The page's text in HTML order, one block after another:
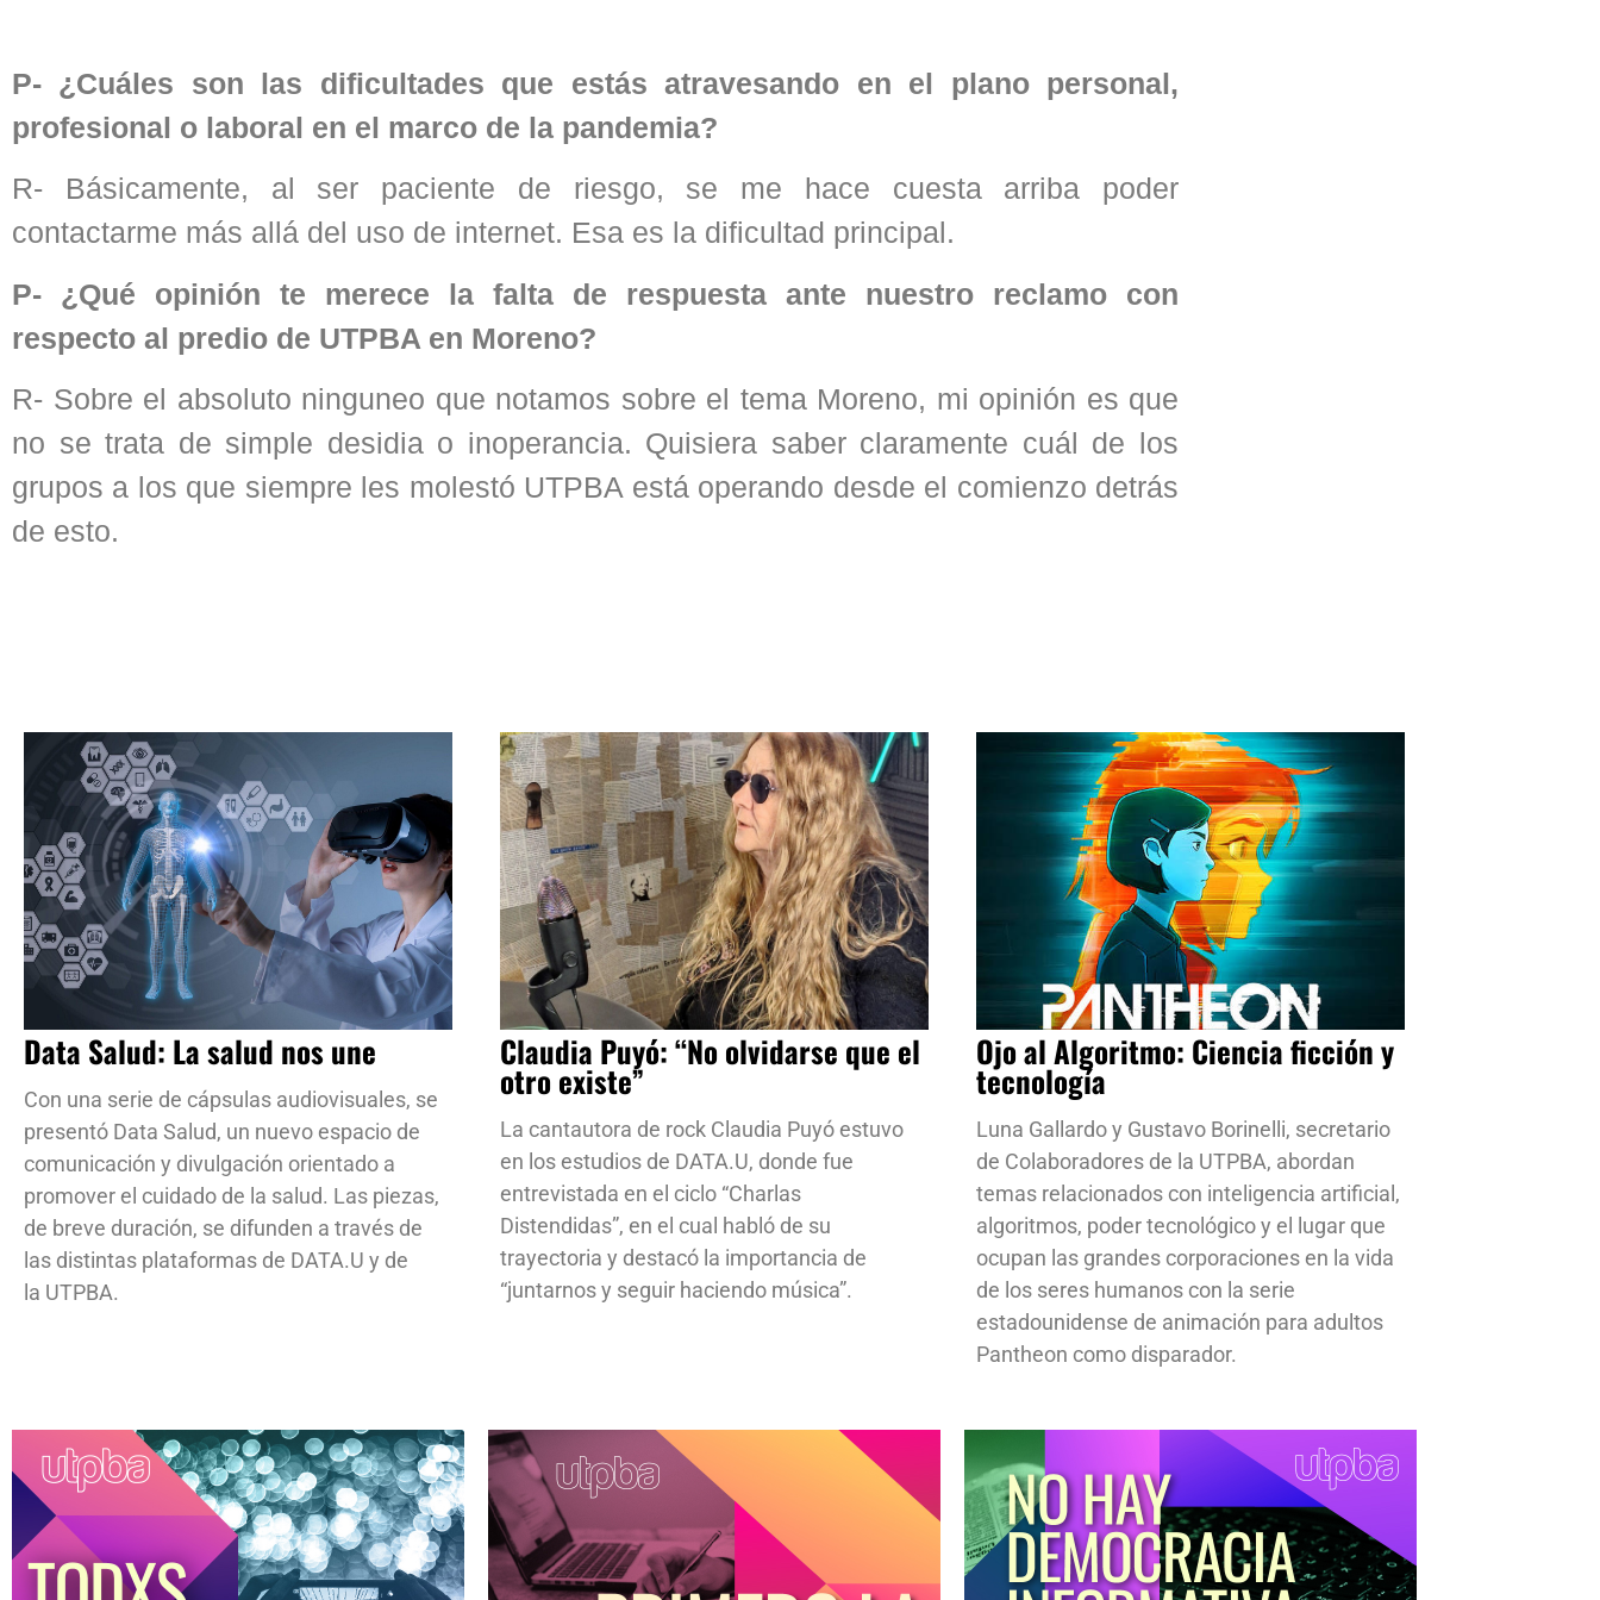
P- ¿Cuáles son las dificultades que estás atravesando en el plano personal,
profesional o laboral en el marco de la pandemia?
R- Básicamente, al ser paciente de riesgo, se me hace cuesta arriba poder
contactarme más allá del uso de internet. Esa es la dificultad principal.
P- ¿Qué opinión te merece la falta de respuesta ante nuestro reclamo con
respecto al predio de UTPBA en Moreno?
R- Sobre el absoluto ninguneo que notamos sobre el tema Moreno, mi opinión es que
no se trata de simple desidia o inoperancia. Quisiera saber claramente cuál de los
grupos a los que siempre les molestó UTPBA está operando desde el comienzo detrás
de esto.
Data Salud: La salud nos une
Con una serie de cápsulas audiovisuales, se
presentó Data Salud, un nuevo espacio de
comunicación y divulgación orientado a
promover el cuidado de la salud. Las piezas,
de breve duración, se difunden a través de
las distintas plataformas de DATA.U y de
la UTPBA.
Claudia Puyó: “No olvidarse que el
otro existe”
La cantautora de rock Claudia Puyó estuvo
en los estudios de DATA.U, donde fue
entrevistada en el ciclo “Charlas
Distendidas”, en el cual habló de su
trayectoria y destacó la importancia de
“juntarnos y seguir haciendo música”.
Ojo al Algoritmo: Ciencia ficción y
tecnología
Luna Gallardo y Gustavo Borinelli, secretario
de Colaboradores de la UTPBA, abordan
temas relacionados con inteligencia artificial,
algoritmos, poder tecnológico y el lugar que
ocupan las grandes corporaciones en la vida
de los seres humanos con la serie
estadounidense de animación para adultos
Pantheon como disparador.